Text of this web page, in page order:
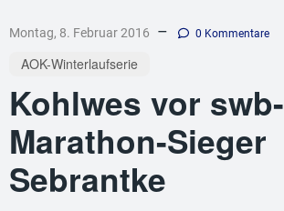
Montag, 8. Februar 2016 – 0 Kommentare
AOK-Winterlaufserie
Kohlwes vor swb-
Marathon-Sieger
Sebrantke